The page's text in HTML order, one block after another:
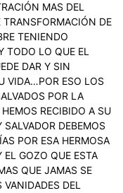
MAS DEL
TRANSFORMACIÓN DE
TENIENDO
TODO LO QUE EL
DAR Y SIN
VIDA…POR ESO LOS
POR LA
RECIBIDO A SU
DEBEMOS
POR ESA HERMOSA
EL GOZO QUE ESTA
QUE JAMAS SE
DEL